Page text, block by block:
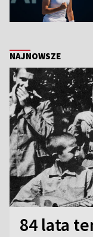
NAJNOWSZE
84 lata